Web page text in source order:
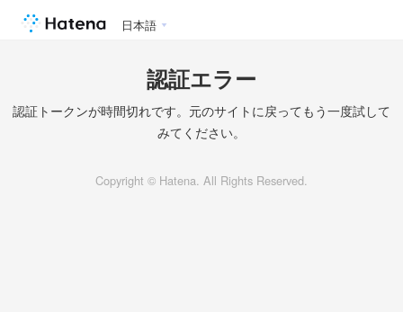
日本語
認証エラー
認証トークンが時間切れです。元のサイトに戻ってもう一度試して
みてください。
Copyright © Hatena. All Rights Reserved.